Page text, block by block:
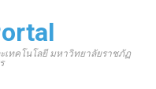
ทคโนโลยี มหาวิทยาลัยราชภัฏ